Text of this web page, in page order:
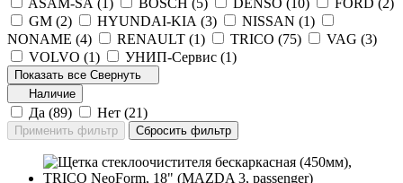
GM (2) HYUNDAI-KIA (3) NISSAN (1)
NONAME (4) RENAULT (1) TRICO (75) VAG (3)
VOLVO (1) УНИП-Сервис (1)
Показать все Свернуть
Наличие
Да (89) Нет (21)